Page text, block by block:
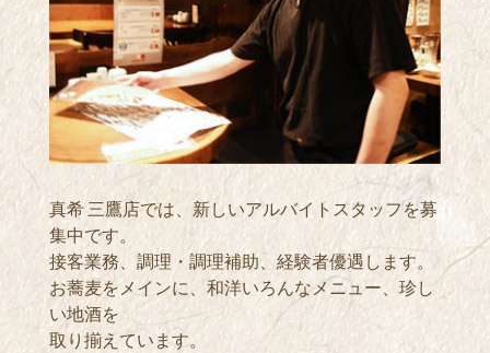
真希 三鷹店では、新しいアルバイトスタッフを募
集中です。
接客業務、調理・調理補助、経験者優遇します。
お蕎麦をメインに、和洋いろんなメニュー、珍し
い地酒を
取り揃えています。